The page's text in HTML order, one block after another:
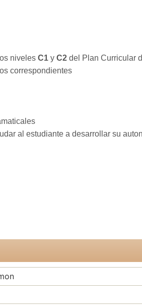
niveles C1 y C2 del Plan Curricular
correspondientes
al estudiante a desarrollar su